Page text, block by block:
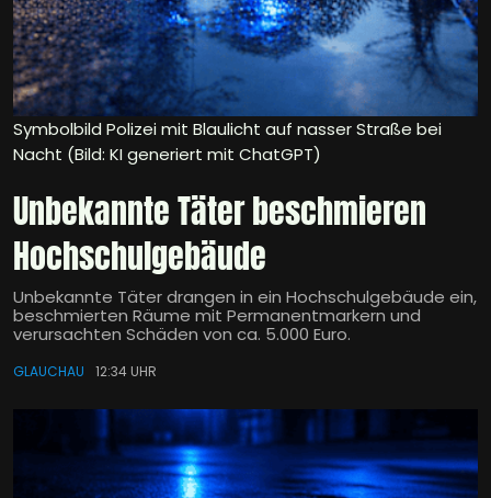
Symbolbild Polizei mit Blaulicht auf nasser Straße bei
Nacht (Bild: KI generiert mit ChatGPT)
Unbekannte Täter beschmieren
Hochschulgebäude
Unbekannte Täter drangen in ein Hochschulgebäude ein,
beschmierten Räume mit Permanentmarkern und
verursachten Schäden von ca. 5.000 Euro.
GLAUCHAU 12:34 UHR